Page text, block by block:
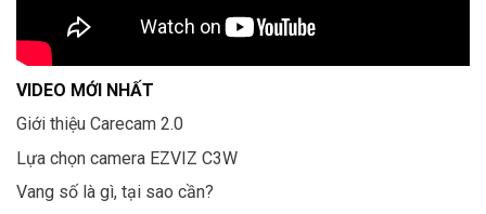
VIDEO MỚI NHẤT
Giới thiệu Carecam 2.0
Lựa chọn camera EZVIZ C3W
Vang số là gì, tại sao cần?